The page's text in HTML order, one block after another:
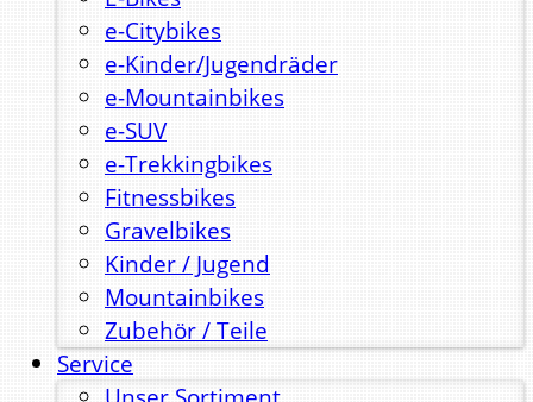
e-Citybikes
e-Kinder/Jugendräder
e-Mountainbikes
e-SUV
e-Trekkingbikes
Fitnessbikes
Gravelbikes
Kinder / Jugend
Mountainbikes
Zubehör / Teile
Service